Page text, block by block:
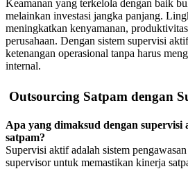
Keamanan yang terkelola dengan baik
melainkan investasi jangka panjang.
meningkatkan kenyamanan,
perusahaan. Dengan sistem supervisi
ketenangan operasional tanpa harus
internal.
Outsourcing Satpam dengan
Apa yang dimaksud dengan supervisi
satpam?
Supervisi aktif adalah sistem
supervisor untuk memastikan kinerja